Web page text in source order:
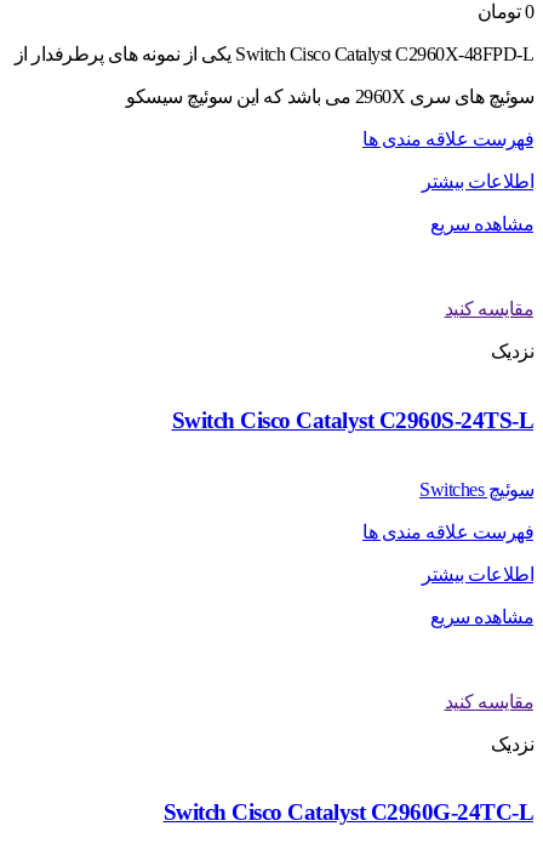
0 تومان
Switch Cisco Catalyst C2960X-48FPD-L یکی از نمونه های پرطرفدار از
سوئیچ های سری 2960X می باشد که این سوئیچ سیسکو
فهرست علاقه مندی ها
اطلاعات بیشتر
مشاهده سریع
مقایسه کنید
نزدیک
Switch Cisco Catalyst C2960S-24TS-L
سوئیچ Switches
فهرست علاقه مندی ها
اطلاعات بیشتر
مشاهده سریع
مقایسه کنید
نزدیک
Switch Cisco Catalyst C2960G-24TC-L